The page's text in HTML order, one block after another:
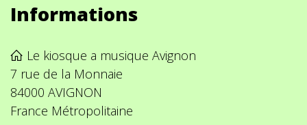
Informations
Le kiosque a musique Avignon
7 rue de la Monnaie
84000 AVIGNON
France Métropolitaine